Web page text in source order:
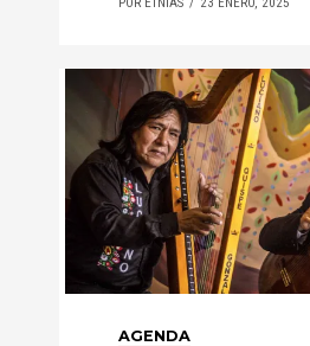
AGENDA